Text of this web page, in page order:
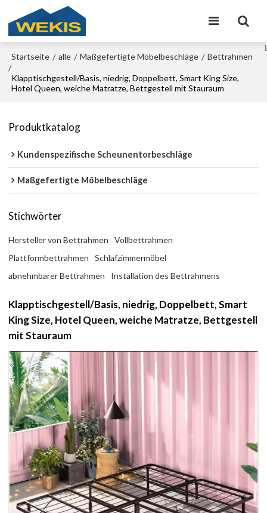
Startseite / alle / Maßgefertigte Möbelbeschläge / Bettrahmen
/
Klapptischgestell/Basis, niedrig, Doppelbett, Smart King Size,
Hotel Queen, weiche Matratze, Bettgestell mit Stauraum
Produktkatalog
Kundenspezifische Scheunentorbeschläge
Maßgefertigte Möbelbeschläge
Stichwörter
Hersteller von Bettrahmen
Vollbettrahmen
Plattformbettrahmen
Schlafzimmermöbel
abnehmbarer Bettrahmen
Installation des Bettrahmens
Klapptischgestell/Basis, niedrig, Doppelbett, Smart
King Size, Hotel Queen, weiche Matratze, Bettgestell
mit Stauraum